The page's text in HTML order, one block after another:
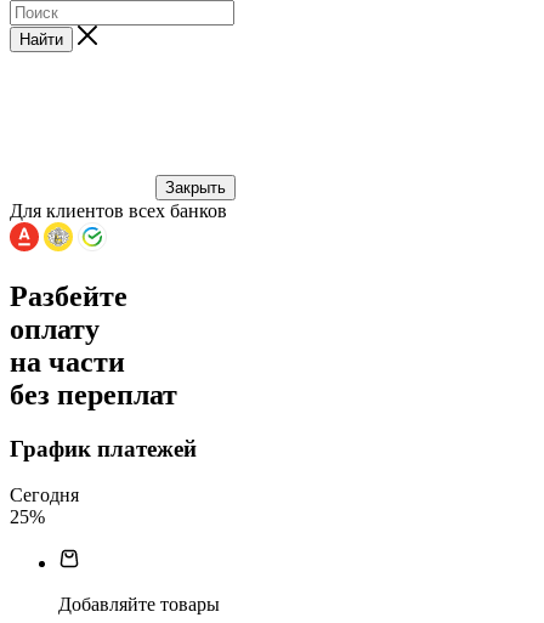
Найти
Закрыть
Для клиентов всех банков
Разбейте
оплату
на части
без переплат
График платежей
Сегодня
25%
Добавляйте товары